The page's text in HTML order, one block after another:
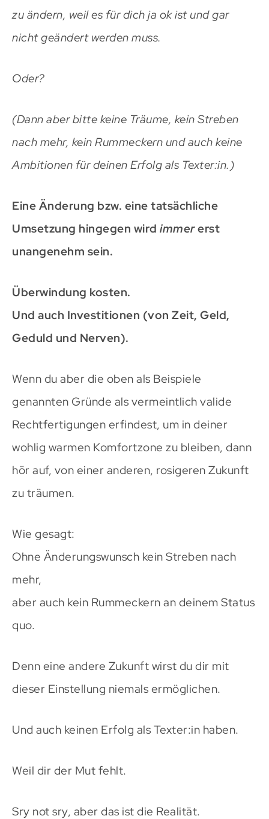
zu ändern, weil es für dich ja ok ist und gar
nicht geändert werden muss.
Oder?
(Dann aber bitte keine Träume, kein Streben
nach mehr, kein Rummeckern und auch keine
Ambitionen für deinen Erfolg als Texter:in.)
Eine Änderung bzw. eine tatsächliche
Umsetzung hingegen wird immererst
unangenehm sein.
Überwindung kosten.
Und auch Investitionen (von Zeit, Geld,
Geduld und Nerven).
Wenn du aber die oben als Beispiele
genannten Gründe als vermeintlich valide
Rechtfertigungen erfindest, um in deiner
wohlig warmen Komfortzone zu bleiben, dann
hör auf, von einer anderen, rosigeren Zukunft
zu träumen.
Wie gesagt:
Ohne Änderungswunsch kein Streben nach
mehr,
aber auch kein Rummeckern an deinem Status
quo.
Denn eine andere Zukunft wirst du dir mit
dieser Einstellung niemals ermöglichen.
Und auch keinen Erfolg als Texter:in haben.
Weil dir der Mut fehlt.
Sry not sry, aber das ist die Realität.